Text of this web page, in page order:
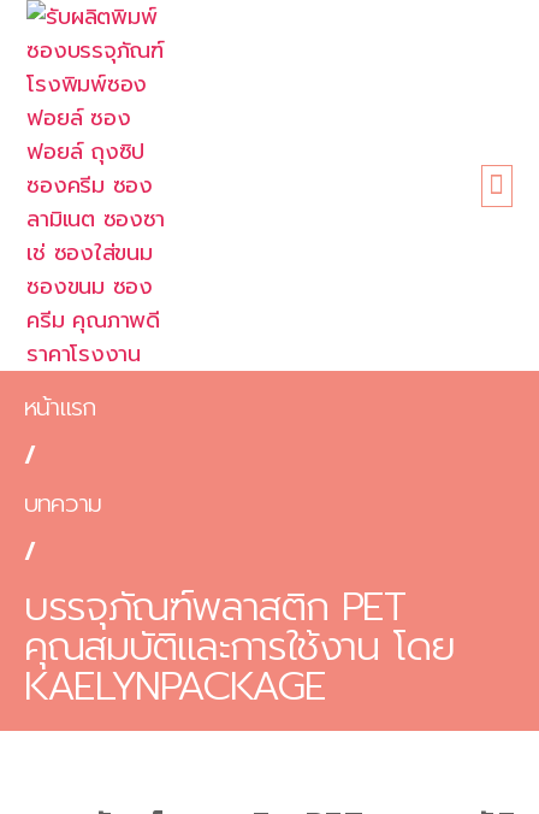
หน้าแรก
/
บทความ
/
บรรจุภัณฑ์พลาสติก PET
คุณสมบัติและการใช้งาน โดย
KAELYNPACKAGE